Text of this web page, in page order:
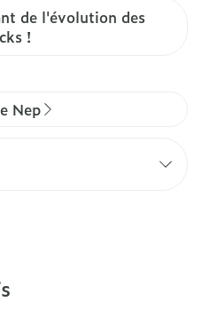
de l'évolution des
!
Nep